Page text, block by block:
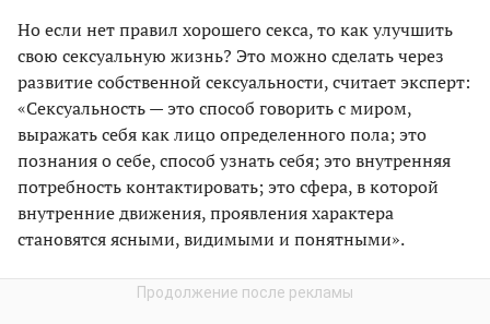
Но если нет правил хорошего секса, то как улучшить
свою сексуальную жизнь? Это можно сделать через
развитие собственной сексуальности, считает эксперт:
«Сексуальность — это способ говорить с миром,
выражать себя как лицо определенного пола; это
познания о себе, способ узнать себя; это внутренняя
потребность контактировать; это сфера, в которой
внутренние движения, проявления характера
становятся ясными, видимыми и понятными».